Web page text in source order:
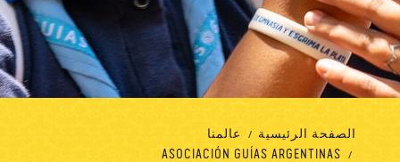
الموارد
معلومات عنا مدونة الأخبار المتجر الاتصال بنا تبرع
الصفحة الرئيسية
عالمنا
ASOCIACIÓN GUÍAS ARGENTINAS